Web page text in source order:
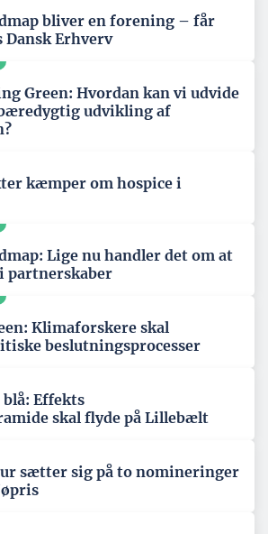
bliver en forening – får
Erhverv
Green: Hvordan kan vi udvide
udvikling af
kæmper om hospice i
Lige nu handler det om at
partnerskaber
Klimaforskere skal
beslutningsprocesser
Effekts
skal flyde på Lillebælt
sætter sig på to nomineringer